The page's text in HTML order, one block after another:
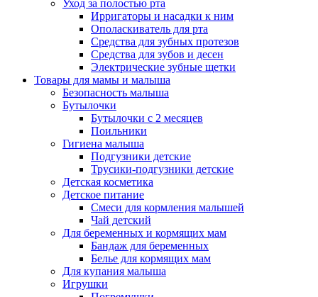
Уход за полостью рта
Ирригаторы и насадки к ним
Ополаскиватель для рта
Средства для зубных протезов
Средства для зубов и десен
Электрические зубные щетки
Товары для мамы и малыша
Безопасность малыша
Бутылочки
Бутылочки с 2 месяцев
Поильники
Гигиена малыша
Подгузники детские
Трусики-подгузники детские
Детская косметика
Детское питание
Смеси для кормления малышей
Чай детский
Для беременных и кормящих мам
Бандаж для беременных
Белье для кормящих мам
Для купания малыша
Игрушки